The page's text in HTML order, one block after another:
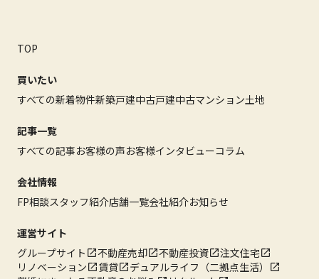
TOP
買いたい
すべての新着物件新築戸建中古戸建中古マンション土地
記事一覧
すべての記事お客様の声お客様インタビューコラム
会社情報
FP相談スタッフ紹介店舗一覧会社紹介お知らせ
運営サイト
グループサイト
不動産売却 不動産投資
注文住宅
リノベーション
賃貸
デュアルライフ（二拠点生活）